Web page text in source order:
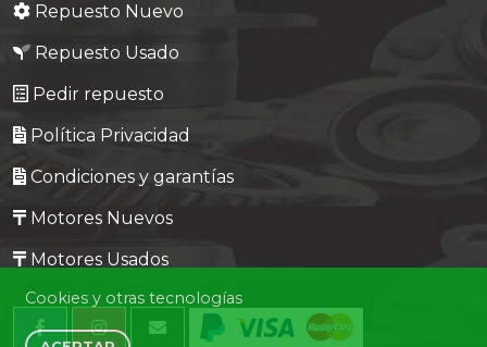
Repuesto Nuevo
Repuesto Usado
Pedir repuesto
Política Privacidad
Condiciones y garantías
Motores Nuevos
Motores Usados
Cookies y otras tecnologías